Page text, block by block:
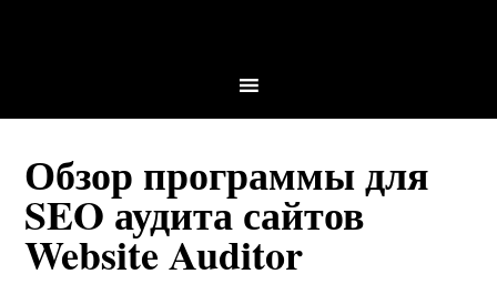
Обзор программы для
SEO аудита сайтов
Website Auditor